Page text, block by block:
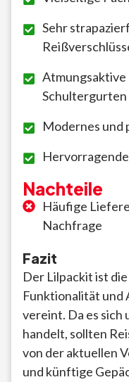
Sehr
Atmungsaktive
Schultergurten
Modernes und
Nachteile
Häufige
Nachfrage
Fazit
Der Lilpackit ist
Funktionalität
vereint. Da es sich
handelt, sollten
von der aktuellen
und künftige